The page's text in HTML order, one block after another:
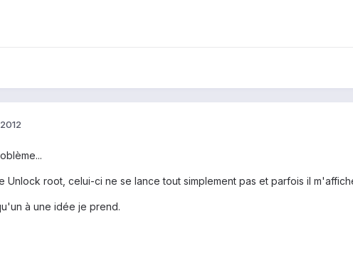
Unlock root, celui-ci ne se lance tout simplement pas et parfois il
à une idée je prend.